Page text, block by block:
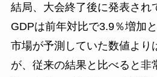
結局、大会終了後に発表され
GDPは前年対比で3.9％増加
市場が予測していた数値より
が、従来の結果と比べると非